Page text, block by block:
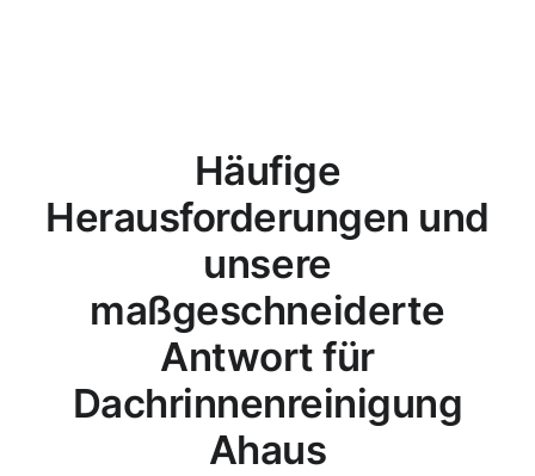
Häufige
Herausforderungen und
unsere
maßgeschneiderte
Antwort für
Dachrinnenreinigung
Ahaus